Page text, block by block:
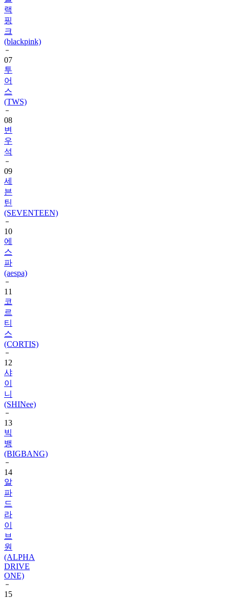
랙
핑
크
(blackpink)
07
투
어
스
(TWS)
08
변
우
석
09
세
븐
틴
(SEVENTEEN)
10
에
스
파
(aespa)
11
코
르
티
스
(CORTIS)
12
샤
이
니
(SHINee)
13
빅
뱅
(BIGBANG)
14
알
파
드
라
이
브
원
(ALPHA
DRIVE
ONE)
15